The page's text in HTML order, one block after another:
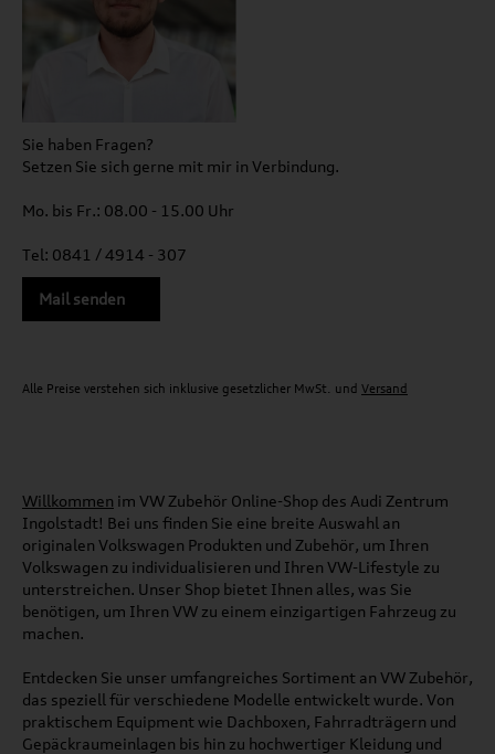
Sie haben Fragen?
Setzen Sie sich gerne mit mir in Verbindung.
Mo. bis Fr.: 08.00 - 15.00 Uhr
Tel: 0841 / 4914 - 307
Mail senden
Alle Preise verstehen sich inklusive gesetzlicher MwSt. und Versand
Willkommen im VW Zubehör Online-Shop des Audi Zentrum
Ingolstadt! Bei uns finden Sie eine breite Auswahl an
originalen Volkswagen Produkten und Zubehör, um Ihren
Volkswagen zu individualisieren und Ihren VW-Lifestyle zu
unterstreichen. Unser Shop bietet Ihnen alles, was Sie
benötigen, um Ihren VW zu einem einzigartigen Fahrzeug zu
machen.
Entdecken Sie unser umfangreiches Sortiment an VW Zubehör,
das speziell für verschiedene Modelle entwickelt wurde. Von
praktischem Equipment wie Dachboxen, Fahrradträgern und
Gepäckraumeinlagen bis hin zu hochwertiger Kleidung und